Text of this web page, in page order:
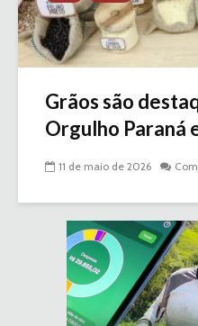
Grãos são
Orgulho Paraná
11 de maio de 2026